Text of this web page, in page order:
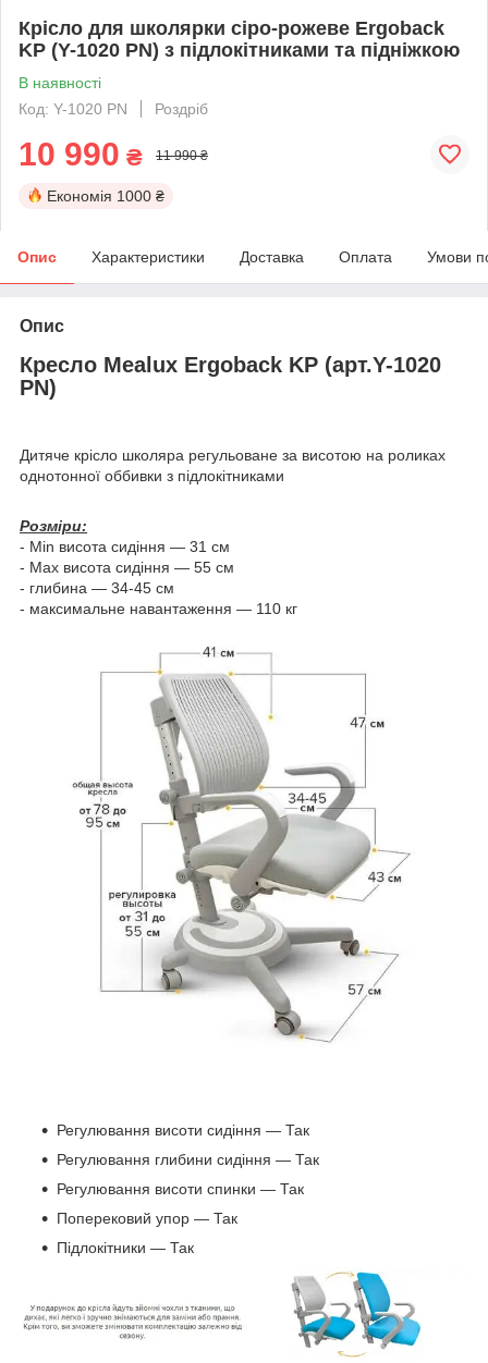
Крісло для школярки сіро-рожеве Ergoback
KP (Y-1020 PN) з підлокітниками та підніжкою
В наявності
Код: Y-1020 PN
Роздріб
10 990 ₴ 11 990 ₴
Економія 1000 ₴
Опис Характеристики Доставка Оплата Умови
Опис
Кресло Mealux Ergoback KP (арт.Y-1020
PN)
Дитяче крісло школяра регульоване за висотою на роликах
однотонної оббивки з підлокітниками
Розміри:
- Min висота сидіння — 31 см
- Max висота сидіння — 55 см
- глибина — 34-45 см
- максимальне навантаження — 110 кг
Регулювання висоти сидіння — Так
Регулювання глибини сидіння — Так
Регулювання висоти спинки — Так
Поперековий упор — Так
Підлокітники — Так